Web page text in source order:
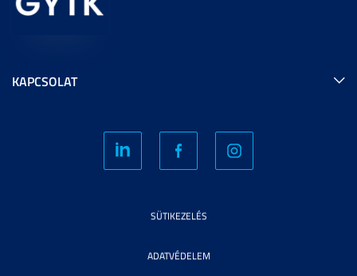
KAPCSOLAT
SÜTIKEZELÉS
ADATVÉDELEM